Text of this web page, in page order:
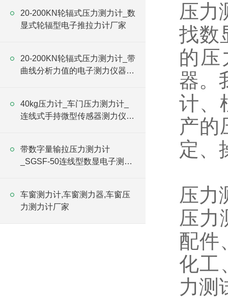
20-200KN轮辐式压力测力计_数
显式轮辐型电子推拉力计厂家
20-200KN轮辐式压力测力计_带
曲线分析力值的电子测力仪器价
40kg压力计_车门压力测力计_
连线式手持微型传感器测力仪价
带数字量输拉压力测力计
_SGSF-50连线型数显电子测力
车窗测力计,车窗测力器,车窗压
力测力计厂家
压力
找数
的压
器。
计、
产的
定、
压力
压力
配件
化工
力测